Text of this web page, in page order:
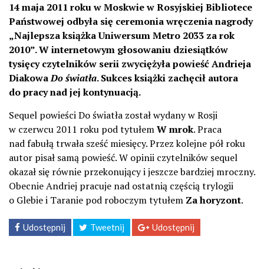
14 maja 2011 roku w Moskwie w Rosyjskiej Bibliotece
Państwowej odbyła się ceremonia wręczenia nagrody
„Najlepsza książka Uniwersum Metro 2033 za rok
2010”. W internetowym głosowaniu dziesiątków
tysięcy czytelników serii zwyciężyła powieść Andrieja
DiakowaDo światła. Sukces książki zachęcił autora
do pracy nad jej kontynuacją.
Sequel powieści Do światła został wydany w Rosji
w czerwcu 2011 roku pod tytułemW mrok. Praca
nad fabułą trwała sześć miesięcy. Przez kolejne pół roku
autor pisał samą powieść. W opinii czytelników sequel
okazał się równie przekonujący i jeszcze bardziej mroczny.
Obecnie Andriej pracuje nad ostatnią częścią trylogii
o Glebie i Taranie pod roboczym tytułem Za horyzont.
Udostępnij Tweetnij Udostępnij